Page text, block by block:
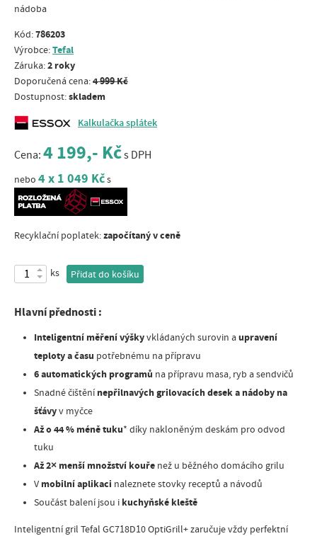
nádoba
Kód:786203
Výrobce:Tefal
Záruka:2 roky
Doporučená cena:4 999 Kč
Dostupnost:skladem
Kalkulačka splátek
Cena: 4 199,- Kčs DPH
nebo 4 x 1 049 Kčs
Recyklační poplatek:započítaný v ceně
ks Přidat do košíku
Hlavní přednosti :
Inteligentní měření výškyvkládaných surovin aupravení
teploty a času potřebnému na přípravu
6 automatických programů na přípravu masa, ryb a sendvičů
Snadné čištění nepřilnavých grilovacích desek a nádoby na
šťávyv myčce
Až o 44 % méně tuku* díky nakloněným deskám pro odvod
tuku
Až 2× menší množství kouře než u běžného domácího grilu
V mobilní aplikaci naleznete stovky receptů a návodů
Součást balení jsou i kuchyňské kleště
Inteligentní gril Tefal GC718D10 OptiGrill+ zaručuje vždy perfektní